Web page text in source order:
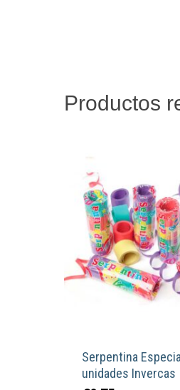
Productos
Serpentina
unidades Invercas